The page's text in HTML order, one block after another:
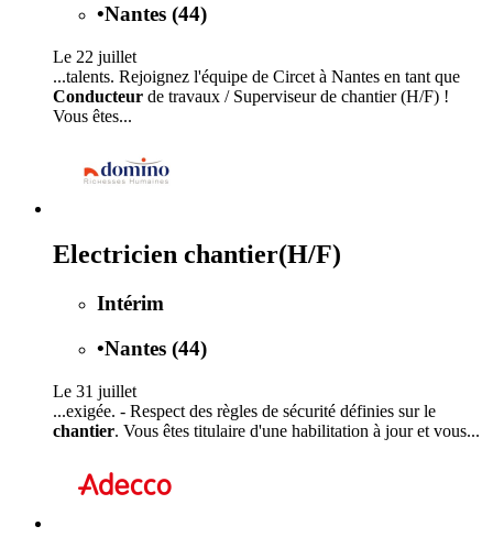
•Nantes (44)
Le 22 juillet
...talents. Rejoignez l'équipe de Circet à Nantes en tant que
Conducteur de travaux / Superviseur de chantier (H/F) !
Vous êtes...
Electricien chantier(H/F)
Intérim
•Nantes (44)
Le 31 juillet
...exigée. - Respect des règles de sécurité définies sur le
chantier. Vous êtes titulaire d'une habilitation à jour et vous...